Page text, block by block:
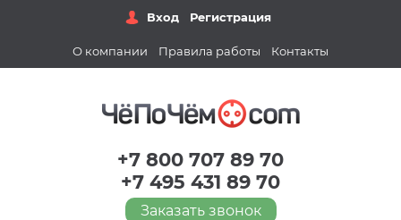
Вход Регистрация
О компании Правила работы Контакты
+7 800 707 89 70
+7 495 431 89 70
Заказать звонок